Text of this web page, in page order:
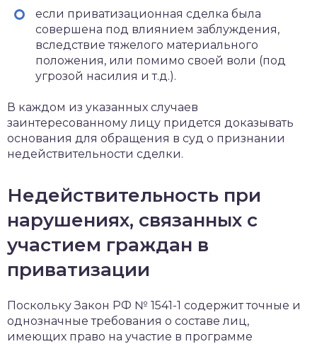
если приватизационная сделка была
совершена под влиянием заблуждения,
вследствие тяжелого материального
положения, или помимо своей воли (под
угрозой насилия и т.д.).
В каждом из указанных случаев
заинтересованному лицу придется доказывать
основания для обращения в суд о признании
недействительности сделки.
Недействительность при
нарушениях, связанных с
участием граждан в
приватизации
Поскольку Закон РФ № 1541-1 содержит точные и
однозначные требования о составе лиц,
имеющих право на участие в программе